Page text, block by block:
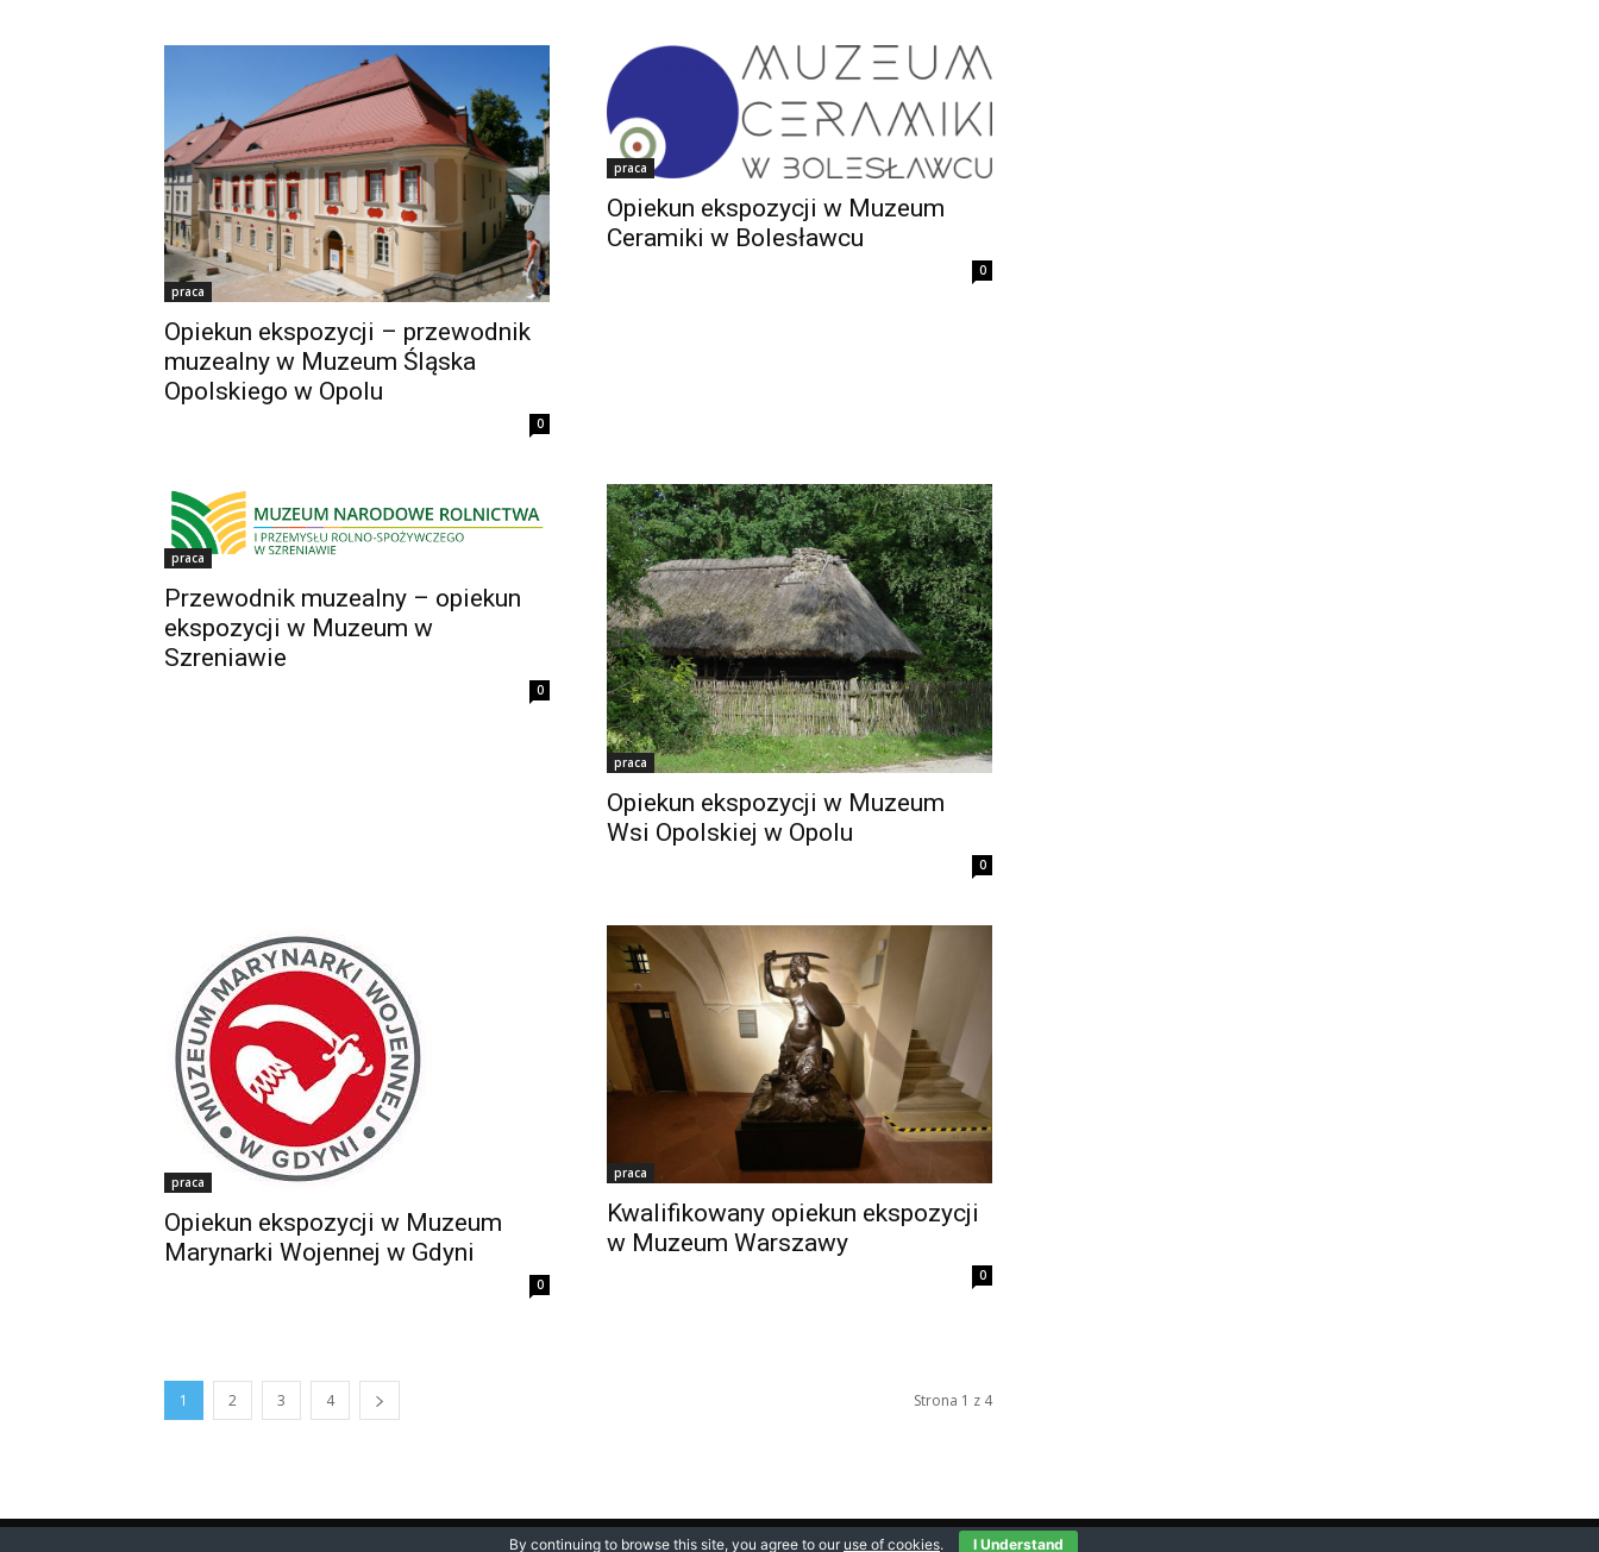
praca
Opiekun ekspozycji – przewodnik
muzealny w Muzeum Śląska
Opolskiego w Opolu
0
praca
Opiekun ekspozycji w Muzeum
Ceramiki w Bolesławcu
0
praca
Przewodnik muzealny – opiekun
ekspozycji w Muzeum w
Szreniawie
0
praca
Opiekun ekspozycji w Muzeum
Wsi Opolskiej w Opolu
0
praca
Opiekun ekspozycji w Muzeum
Marynarki Wojennej w Gdyni
0
praca
Kwalifikowany opiekun ekspozycji
w Muzeum Warszawy
0
1 2 3 4 Strona 1 z 4
By continuing to browse this site, you agree to our use of cookies. I Understand